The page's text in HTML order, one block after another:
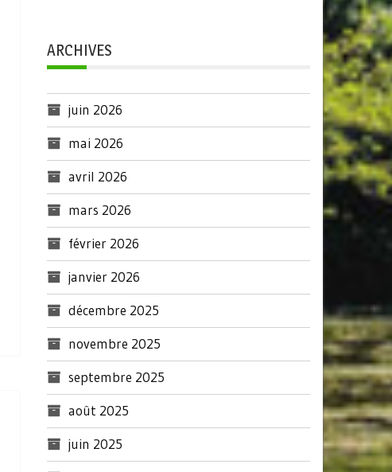
ARCHIVES
juin 2026
mai 2026
avril 2026
mars 2026
février 2026
janvier 2026
décembre 2025
novembre 2025
septembre 2025
août 2025
juin 2025